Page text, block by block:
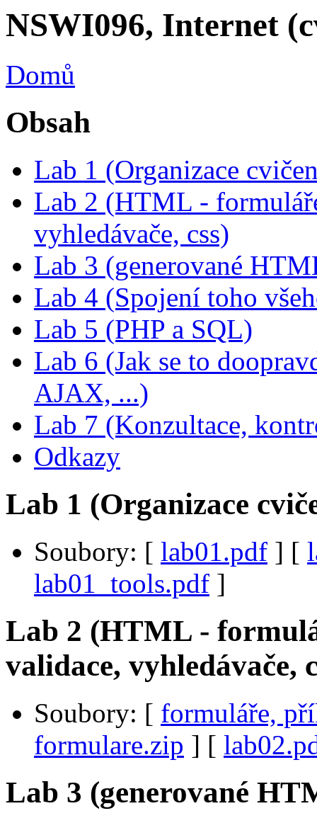
NSWI096, Internet
Domů
Obsah
Lab 1 (Organizace
Lab 2 (HTML -
vyhledávače, css)
Lab 3 (generované
Lab 4 (Spojení toho
Lab 5 (PHP a SQL)
Lab 6 (Jak se to
AJAX, ...)
Lab 7 (Konzultace,
Odkazy
Lab 1 (Organizace
Soubory: [ lab01.pdf ] [
lab01_tools.pdf ]
Lab 2 (HTML -
validace, vyhledávače,
Soubory: [ formuláře,
formulare.zip ] [
Lab 3 (generované